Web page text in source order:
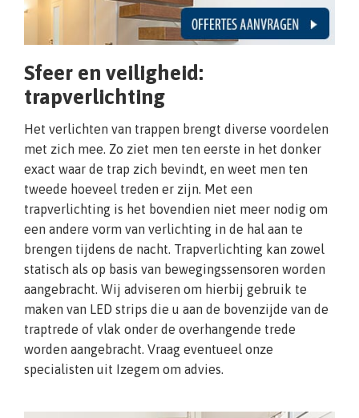
Sfeer en veiligheid:
trapverlichting
Het verlichten van trappen brengt diverse voordelen
met zich mee. Zo ziet men ten eerste in het donker
exact waar de trap zich bevindt, en weet men ten
tweede hoeveel treden er zijn. Met een
trapverlichting is het bovendien niet meer nodig om
een andere vorm van verlichting in de hal aan te
brengen tijdens de nacht. Trapverlichting kan zowel
statisch als op basis van bewegingssensoren worden
aangebracht. Wij adviseren om hierbij gebruik te
maken van LED strips die u aan de bovenzijde van de
traptrede of vlak onder de overhangende trede
worden aangebracht. Vraag eventueel onze
specialisten uit Izegem om advies.